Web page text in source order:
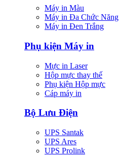
Máy in Màu
Máy in Đa Chức Năng
Máy in Đen Trắng
Phụ kiện Máy in
Mực in Laser
Hộp mực thay thế
Phụ kiện Hộp mực
Cáp máy in
Bộ Lưu Điện
UPS Santak
UPS Ares
UPS Prolink